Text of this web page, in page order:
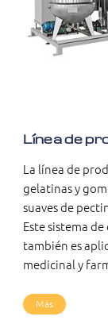
Línea de
La línea de
gelatinas y
suaves de
Este sistema
también es
medicinal y
Más